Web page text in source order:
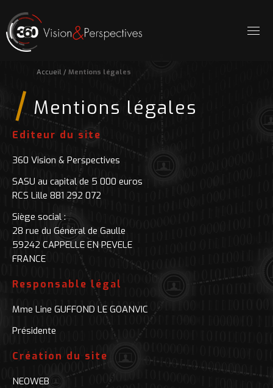
Accueil / Mentions légales
Mentions légales
Editeur du site
360 Vision & Perspectives
SASU au capital de 5 000 euros
RCS Lille 881 292 072
Siège social :
28 rue du Général de Gaulle
59242 CAPPELLE EN PEVELE
FRANCE
Responsable légal
Mme Line GUFFOND LE GOANVIC
Présidente
Création du site
NEOWEB